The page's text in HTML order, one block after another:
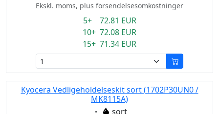
Ekskl. moms, plus forsendelsesomkostninger
5+ 72.81 EUR
10+ 72.08 EUR
15+ 71.34 EUR
Kyocera Vedligeholdelseskit sort (1702P30UN0 /
MK8115A)
Eigenschaft:
sort